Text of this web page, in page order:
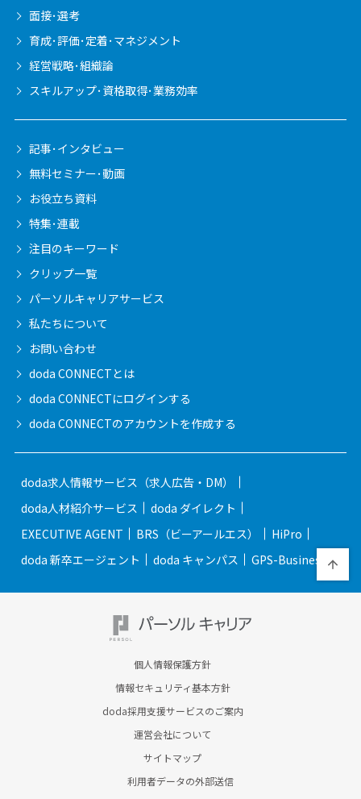
面接･選考
育成･評価･定着･マネジメント
経営戦略･組織論
スキルアップ･資格取得･業務効率
記事･インタビュー
無料セミナー･動画
お役立ち資料
特集･連載
注目のキーワード
クリップ一覧
パーソルキャリアサービス
私たちについて
お問い合わせ
doda CONNECTとは
doda CONNECTにログインする
doda CONNECTのアカウントを作成する
doda求人情報サービス（求人広告・DM）
doda人材紹介サービス
doda ダイレクト
EXECUTIVE AGENT
BRS（ビーアールエス）
HiPro
doda 新卒エージェント
doda キャンパス GPS-Business
個人情報保護方針
情報セキュリティ基本方針
doda採用支援サービスのご案内
運営会社について
サイトマップ
利用者データの外部送信